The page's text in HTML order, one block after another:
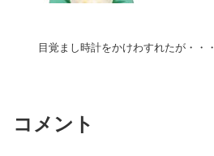
目覚まし時計をかけわすれたが・・・
コメント